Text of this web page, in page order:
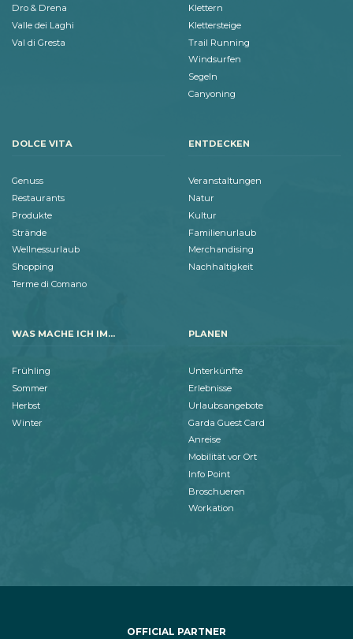
Dro & Drena
Valle dei Laghi
Val di Gresta
Klettern
Klettersteige
Trail Running
Windsurfen
Segeln
Canyoning
DOLCE VITA
Genuss
Restaurants
Produkte
Strände
Wellnessurlaub
Shopping
Terme di Comano
ENTDECKEN
Veranstaltungen
Natur
Kultur
Familienurlaub
Merchandising
Nachhaltigkeit
WAS MACHE ICH IM...
Frühling
Sommer
Herbst
Winter
PLANEN
Unterkünfte
Erlebnisse
Urlaubsangebote
Garda Guest Card
Anreise
Mobilität vor Ort
Info Point
Broschueren
Workation
OFFICIAL PARTNER